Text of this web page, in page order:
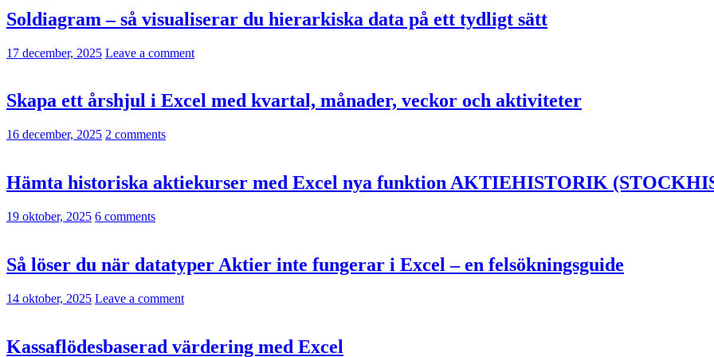
Soldiagram – så visualiserar du hierarkiska data på ett tydligt sätt
17 december, 2025 Leave a comment
Skapa ett årshjul i Excel med kvartal, månader, veckor och aktiviteter
16 december, 2025 2 comments
Hämta historiska aktiekurser med Excel nya funktion AKTIEHISTORIK
19 oktober, 2025 6 comments
Så löser du när datatyper Aktier inte fungerar i Excel – en felsökningsguide
14 oktober, 2025 Leave a comment
Kassaflödesbaserad värdering med Excel